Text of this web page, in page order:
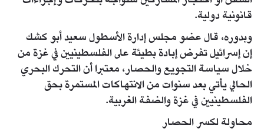
قانونية دولية.
وبدوره، قال عضو مجلس إدارة الأسطول سعيد أبو كشك
إن إسرائيل تفرض إبادة بطيئة على الفلسطينيين في غزة من
خلال سياسة التجويع والحصار، معتبرا أن التحرك البحري
الحالي يأتي بعد سنوات من الانتهاكات المستمرة بحق
الفلسطينيين في غزة والضفة الغربية.
محاولة لكسر الحصار